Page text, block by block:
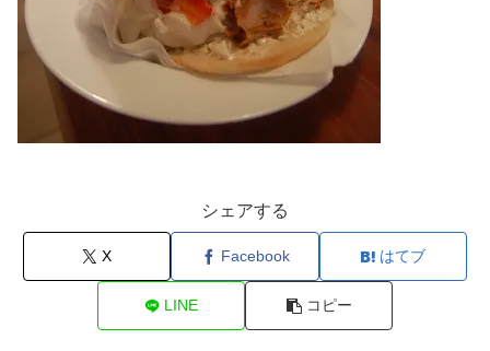
シェアする
X Facebook はてブ
LINE コピー